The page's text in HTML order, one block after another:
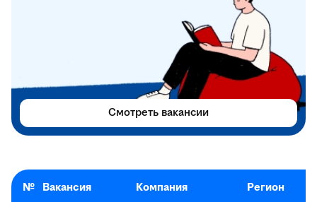
№ Вакансия Компания Регион
Смотреть вакансии